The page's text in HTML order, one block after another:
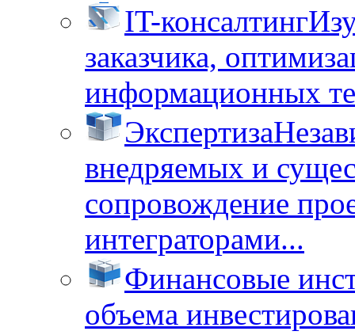
IT-консалтинг
заказчика,
информационных
Экспертиза
внедряемых и
сопровождение
интеграторами...
Финансовые
объема